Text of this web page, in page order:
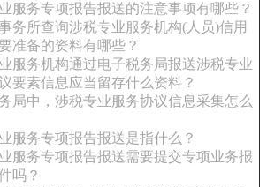
服务专项报告报送的注意事项有哪些？
务所查询涉税专业服务机构(人员)信用
准备的资料有哪些？
服务机构通过电子税务局报送涉税专业
要素信息应当留存什么资料？
局中，涉税专业服务协议信息采集怎么
服务专项报告报送是指什么？
服务专项报告报送需要提交专项业务报
吗？